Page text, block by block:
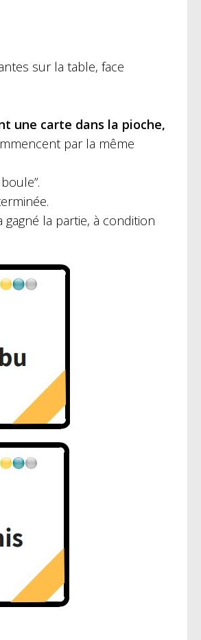
sur la table, face
une carte dans la pioche,
par la même
la partie, à condition